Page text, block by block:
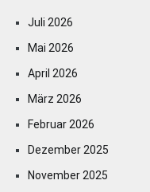
Juli 2026
Mai 2026
April 2026
März 2026
Februar 2026
Dezember 2025
November 2025